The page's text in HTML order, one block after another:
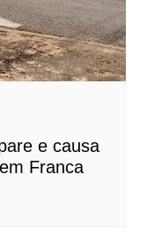
e causa
Franca